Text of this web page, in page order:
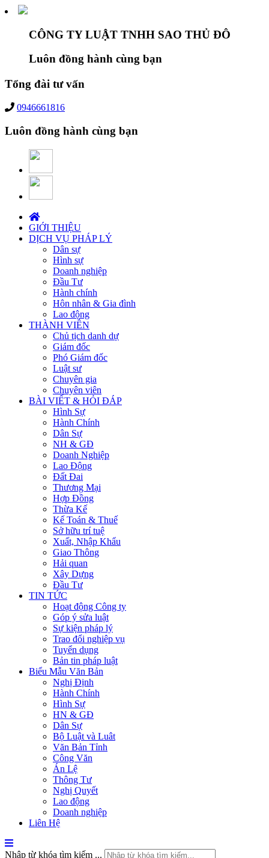
CÔNG TY LUẬT TNHH SAO THỦ ĐÔ
Luôn đồng hành cùng bạn
Tổng đài tư vấn
0946661816
Luôn đồng hành cùng bạn
GIỚI THIỆU
DỊCH VỤ PHÁP LÝ
Dân sự
Hình sự
Doanh nghiệp
Đầu Tư
Hành chính
Hôn nhân & Gia đình
Lao động
THÀNH VIÊN
Chủ tịch danh dự
Giám đốc
Phó Giám đốc
Luật sư
Chuyên gia
Chuyên viên
BÀI VIẾT & HỎI ĐÁP
Hình Sự
Hành Chính
Dân Sự
NH & GĐ
Doanh Nghiệp
Lao Động
Đất Đai
Thương Mại
Hợp Đồng
Thừa Kế
Kế Toán & Thuế
Sở hữu trí tuệ
Xuất, Nhập Khẩu
Giao Thông
Hải quan
Xây Dựng
Đầu Tư
TIN TỨC
Hoạt động Công ty
Góp ý sửa luật
Sự kiện pháp lý
Trao đổi nghiệp vụ
Tuyển dụng
Bản tin pháp luật
Biểu Mẫu Văn Bản
Nghị Định
Hành Chính
Hình Sự
HN & GĐ
Dân Sự
Bộ Luật và Luât
Văn Bản Tỉnh
Công Văn
Án Lệ
Thông Tư
Nghị Quyết
Lao động
Doanh nghiệp
Liên Hệ
Nhập từ khóa tìm kiếm ...